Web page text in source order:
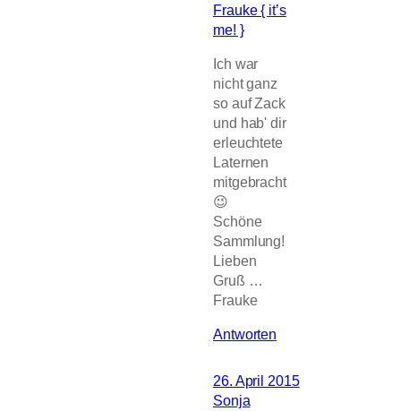
Frauke { it’s
me! }
Ich war
nicht ganz
so auf Zack
und hab' dir
erleuchtete
Laternen
mitgebracht
😉
Schöne
Sammlung!
Lieben
Gruß …
Frauke
Antworten
26. April 2015
Sonja